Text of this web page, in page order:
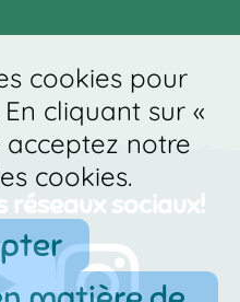
réseaux sociaux!
cookies pour
cliquant sur «
acceptez notre
cookies.